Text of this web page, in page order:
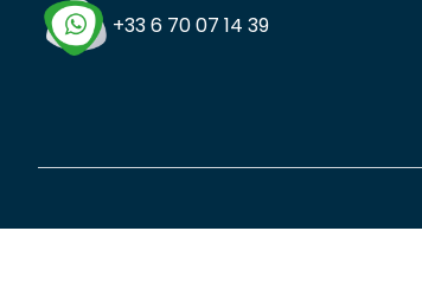
+33 6 70 07 14 39